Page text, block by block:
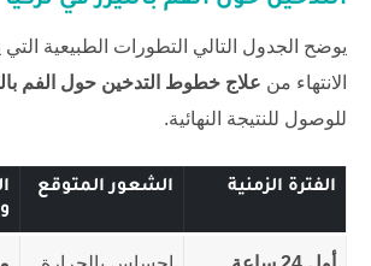
يوضح الجدول التالي التطورات الطبيعية
الانتهاء من علاج خطوط التدخين حول الفم
للوصول للنتيجة النهائية.
الفترة الزمنية الشعور المتوقع